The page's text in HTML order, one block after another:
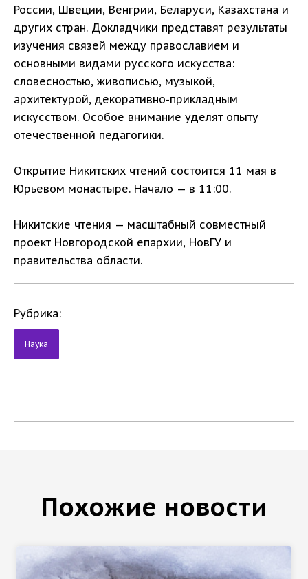
России, Швеции, Венгрии, Беларуси, Казахстана и
других стран. Докладчики представят результаты
изучения связей между православием и
основными видами русского искусства:
словесностью, живописью, музыкой,
архитектурой, декоративно-прикладным
искусством. Особое внимание уделят опыту
отечественной педагогики.
Открытие Никитских чтений состоится 11 мая в
Юрьевом монастыре. Начало — в 11:00.
Никитские чтения — масштабный совместный
проект Новгородской епархии, НовГУ и
правительства области.
Рубрика:
Наука
Похожие новости